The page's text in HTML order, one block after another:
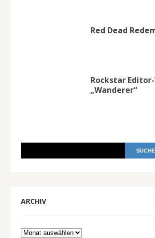
Red Dead
Rockstar
„Wanderer“
ARCHIV
Archiv